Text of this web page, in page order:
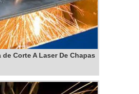
Corte A Laser De Chapas